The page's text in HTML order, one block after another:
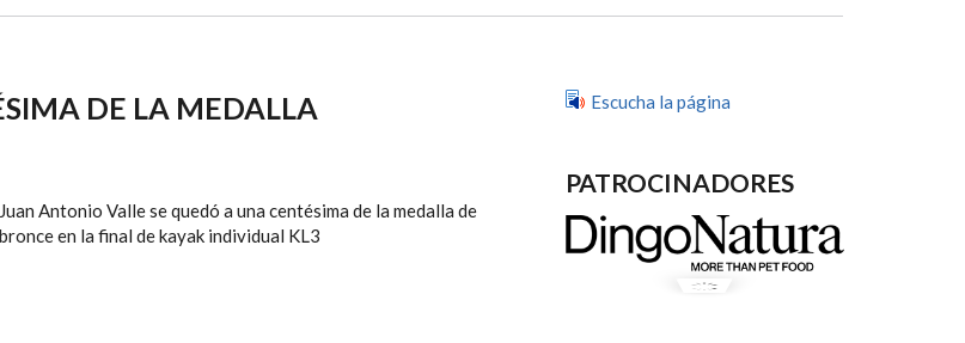
DE LA MEDALLA
Juan Antonio Valle se quedó a una centésima de la medalla de
bronce en la final de kayak individual KL3
Escucha la página
PATROCINADORES